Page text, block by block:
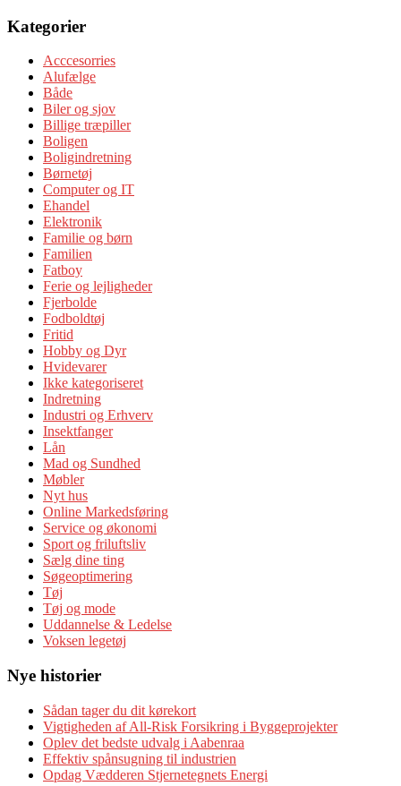
Kategorier
Acccesorries
Alufælge
Både
Biler og sjov
Billige træpiller
Boligen
Boligindretning
Børnetøj
Computer og IT
Ehandel
Elektronik
Familie og børn
Familien
Fatboy
Ferie og lejligheder
Fjerbolde
Fodboldtøj
Fritid
Hobby og Dyr
Hvidevarer
Ikke kategoriseret
Indretning
Industri og Erhverv
Insektfanger
Lån
Mad og Sundhed
Møbler
Nyt hus
Online Markedsføring
Service og økonomi
Sport og friluftsliv
Sælg dine ting
Søgeoptimering
Tøj
Tøj og mode
Uddannelse & Ledelse
Voksen legetøj
Nye historier
Sådan tager du dit kørekort
Vigtigheden af All-Risk Forsikring i Byggeprojekter
Oplev det bedste udvalg i Aabenraa
Effektiv spånsugning til industrien
Opdag Vædderen Stjernetegnets Energi